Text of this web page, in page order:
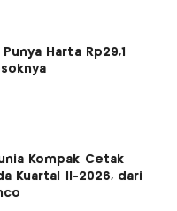
Harta Rp29,1
Kompak Cetak
Kuartal II-2026, dari